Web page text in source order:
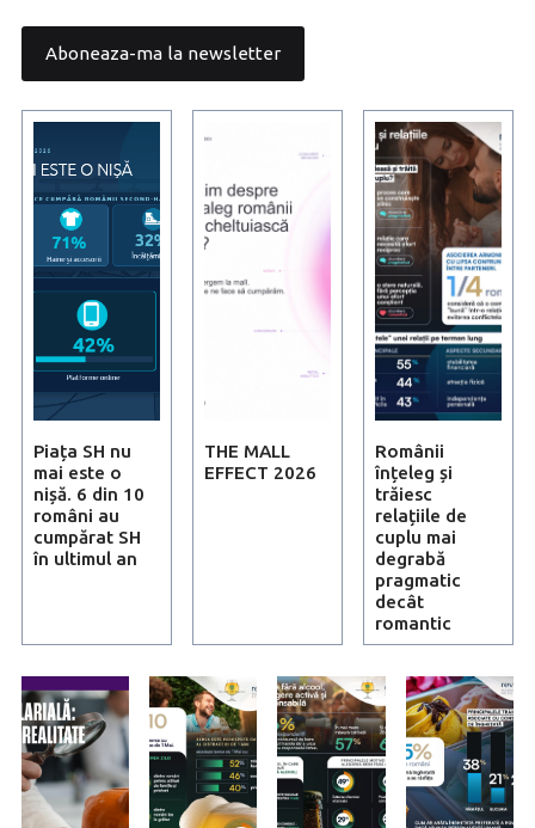
Piața SH nu
mai este o
nișă. 6 din 10
români au
cumpărat SH
în ultimul an
THE MALL
EFFECT 2026
Românii
înțeleg și
trăiesc
relațiile de
cuplu mai
degrabă
pragmatic
decât
romantic